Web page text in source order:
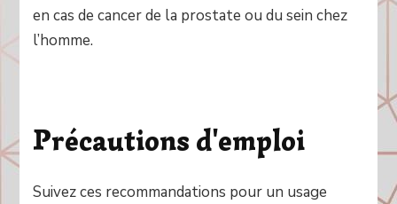
en cas de cancer de la prostate ou du sein chez
l’homme.
Précautions d'emploi
Suivez ces recommandations pour un usage